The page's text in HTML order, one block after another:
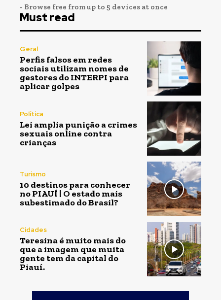
- Browse free from up to 5 devices at once
Must read
Geral
Perfis falsos em redes
sociais utilizam nomes de
gestores do INTERPI para
aplicar golpes
Política
Lei amplia punição a crimes
sexuais online contra
crianças
Turismo
10 destinos para conhecer
no PIAUÍ | O estado mais
subestimado do Brasil?
Cidades
Teresina é muito mais do
que a imagem que muita
gente tem da capital do
Piauí.